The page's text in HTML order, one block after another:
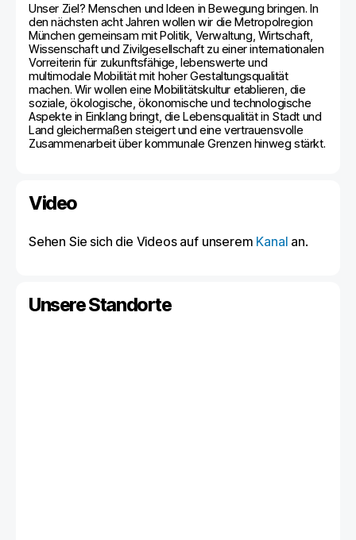
Unser Ziel? Menschen und Ideen in Bewegung bringen. In
den nächsten acht Jahren wollen wir die Metropolregion
München gemeinsam mit Politik, Verwaltung, Wirtschaft,
Wissenschaft und Zivilgesellschaft zu einer internationalen
Vorreiterin für zukunftsfähige, lebenswerte und
multimodale Mobilität mit hoher Gestaltungsqualität
machen. Wir wollen eine Mobilitätskultur etablieren, die
soziale, ökologische, ökonomische und technologische
Aspekte in Einklang bringt, die Lebensqualität in Stadt und
Land gleichermaßen steigert und eine vertrauensvolle
Zusammenarbeit über kommunale Grenzen hinweg stärkt.
Video
Sehen Sie sich die Videos auf unserem Kanal an.
Unsere Standorte